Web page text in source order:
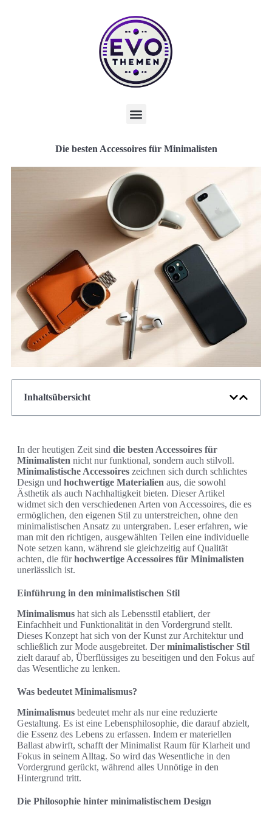
Die besten Accessoires für Minimalisten
Inhaltsübersicht
In der heutigen Zeit sind die besten Accessoires für
Minimalisten nicht nur funktional, sondern auch stilvoll.
Minimalistische Accessoires zeichnen sich durch schlichtes
Design und hochwertige Materialien aus, die sowohl
Ästhetik als auch Nachhaltigkeit bieten. Dieser Artikel
widmet sich den verschiedenen Arten von Accessoires, die es
ermöglichen, den eigenen Stil zu unterstreichen, ohne den
minimalistischen Ansatz zu untergraben. Leser erfahren, wie
man mit den richtigen, ausgewählten Teilen eine individuelle
Note setzen kann, während sie gleichzeitig auf Qualität
achten, die fürhochwertige Accessoires für Minimalisten
unerlässlich ist.
Einführung in den minimalistischen Stil
Minimalismus hat sich als Lebensstil etabliert, der
Einfachheit und Funktionalität in den Vordergrund stellt.
Dieses Konzept hat sich von der Kunst zur Architektur und
schließlich zur Mode ausgebreitet. Derminimalistischer Stil
zielt darauf ab, Überflüssiges zu beseitigen und den Fokus auf
das Wesentliche zu lenken.
Was bedeutet Minimalismus?
Minimalismus bedeutet mehr als nur eine reduzierte
Gestaltung. Es ist eine Lebensphilosophie, die darauf abzielt,
die Essenz des Lebens zu erfassen. Indem er materiellen
Ballast abwirft, schafft der Minimalist Raum für Klarheit und
Fokus in seinem Alltag. So wird das Wesentliche in den
Vordergrund gerückt, während alles Unnötige in den
Hintergrund tritt.
Die Philosophie hinter minimalistischem Design